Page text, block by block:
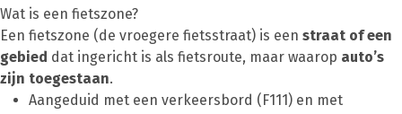
Wat is een fietszone?
Een fietszone (de vroegere fietsstraat) is een straat of een
gebied dat ingericht is als fietsroute, maar waarop auto’s
zijn toegestaan.
Aangeduid met een verkeersbord (F111) en met